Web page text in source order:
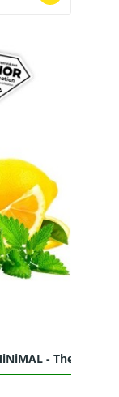
- The Fuu